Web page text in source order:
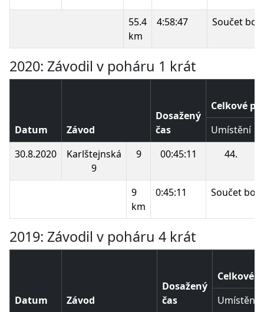
55.4
km
4:58:47 Součet
2020: Závodil v poháru 1 krát
Datum Závod
Dosažený
čas
Celkové
Umístění
30.8.2020
Karlštejnská
9
9 00:45:11 44.
9
km
0:45:11 Součet
2019: Závodil v poháru 4 krát
Datum Závod
Dosažený
čas
Celkové
Umístění